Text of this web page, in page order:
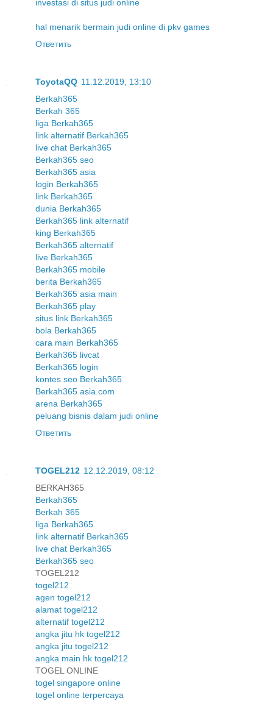
investasi di situs judi online
hal menarik bermain judi online di pkv games
Ответить
ToyotaQQ 11.12.2019, 13:10
Berkah365
Berkah 365
liga Berkah365
link alternatif Berkah365
live chat Berkah365
Berkah365 seo
Berkah365 asia
login Berkah365
link Berkah365
dunia Berkah365
Berkah365 link alternatif
king Berkah365
Berkah365 alternatif
live Berkah365
Berkah365 mobile
berita Berkah365
Berkah365 asia main
Berkah365 play
situs link Berkah365
bola Berkah365
cara main Berkah365
Berkah365 livcat
Berkah365 login
kontes seo Berkah365
Berkah365 asia.com
arena Berkah365
peluang bisnis dalam judi online
Ответить
TOGEL212 12.12.2019, 08:12
BERKAH365
Berkah365
Berkah 365
liga Berkah365
link alternatif Berkah365
live chat Berkah365
Berkah365 seo
TOGEL212
togel212
agen togel212
alamat togel212
alternatif togel212
angka jitu hk togel212
angka jitu togel212
angka main hk togel212
TOGEL ONLINE
togel singapore online
togel online terpercaya